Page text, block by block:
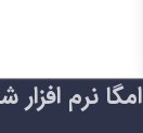
امگا نرم افزار